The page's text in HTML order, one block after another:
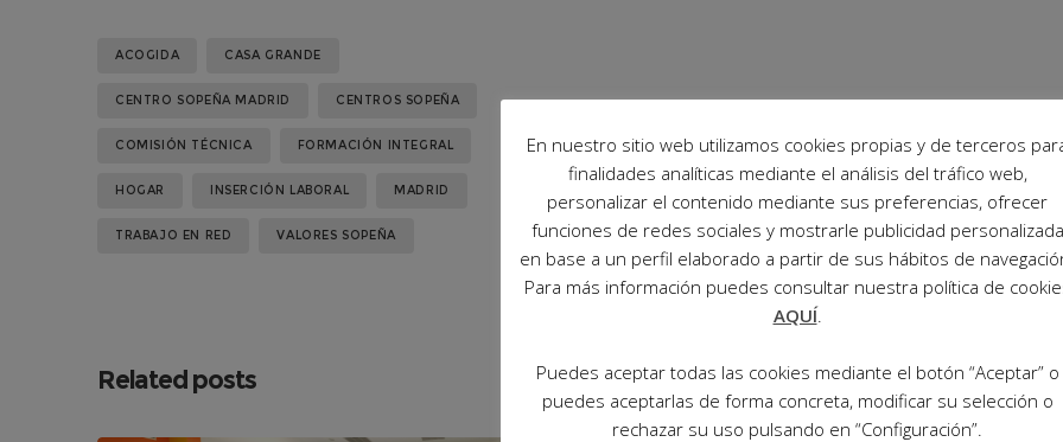
ACOGIDA CASA GRANDE
CENTRO SOPEÑA MADRID CENTROS SOPEÑA
COMISIÓN TÉCNICA FORMACIÓN INTEGRAL
HOGAR INSERCIÓN LABORAL MADRID
TRABAJO EN RED VALORES SOPEÑA
Related posts
En nuestro sitio web utilizamos cookies propias y de terceros
finalidades analíticas mediante el análisis del tráfico web,
personalizar el contenido mediante sus preferencias, ofrecer
funciones de redes sociales y mostrarle publicidad personalizada
en base a un perfil elaborado a partir de sus hábitos de
Para más información puedes consultar nuestra política de
AQUÍ.
Puedes aceptar todas las cookies mediante el botón “Aceptar” o
puedes aceptarlas de forma concreta, modificar su selección o
rechazar su uso pulsando en “Configuración”.